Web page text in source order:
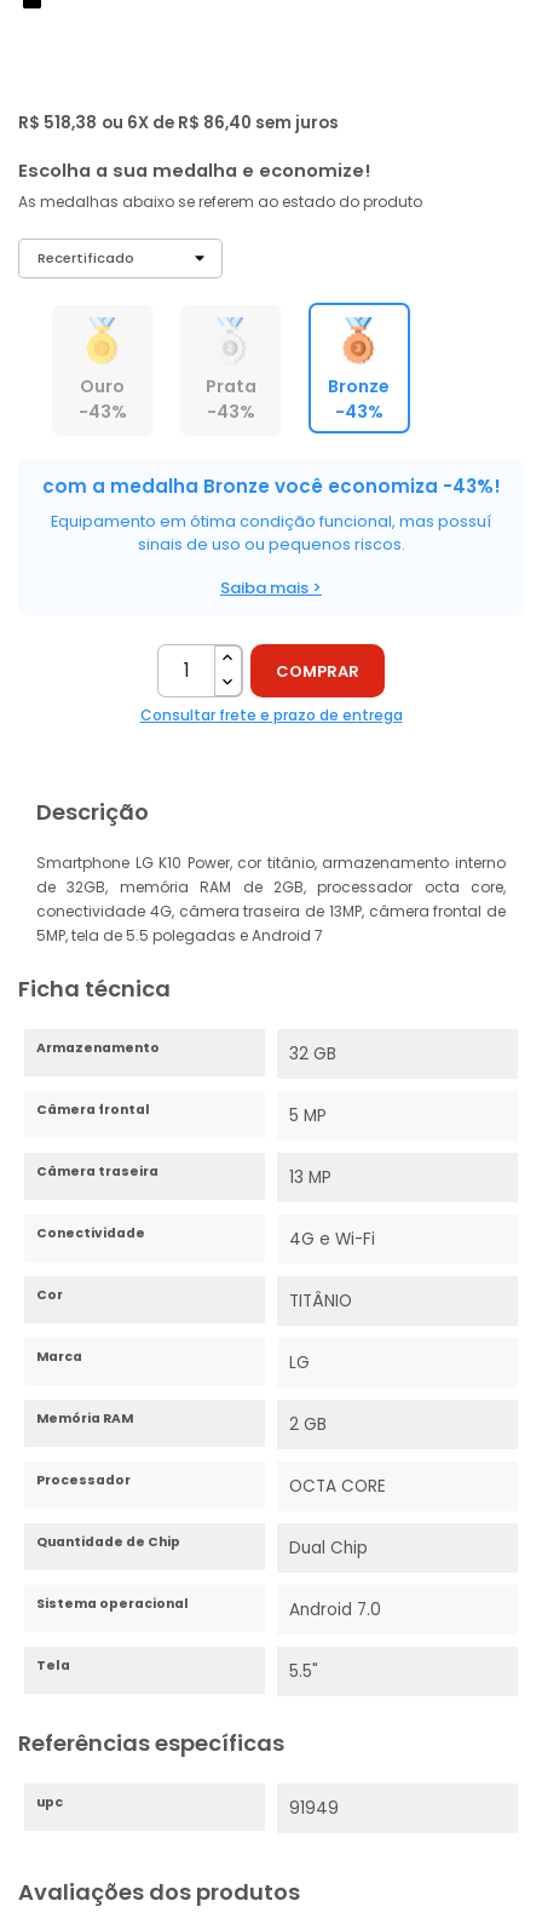
R$ 518,38 ou 6X de R$ 86,40 sem juros
Escolha a sua medalha e economize!
As medalhas abaixo se referem ao estado do produto
Ouro
-43%
Prata
-43%
Bronze
-43%
com a medalha Bronze você economiza -43%!
Equipamento em ótima condição funcional, mas possuí
sinais de uso ou pequenos riscos.
Saiba mais >
COMPRAR
Consultar frete e prazo de entrega
Descrição
Smartphone LG K10 Power, cor titânio, armazenamento interno
de 32GB, memória RAM de 2GB, processador octa core,
conectividade 4G, câmera traseira de 13MP, câmera frontal de
5MP, tela de 5.5 polegadas e Android 7
Ficha técnica
Armazenamento 32 GB
Câmera frontal 5 MP
Câmera traseira 13 MP
Conectividade 4G e Wi-Fi
Cor TITÂNIO
Marca LG
Memória RAM 2 GB
Processador OCTA CORE
Quantidade de Chip Dual Chip
Sistema operacional Android 7.0
Tela 5.5"
Referências específicas
upc 91949
Avaliações dos produtos